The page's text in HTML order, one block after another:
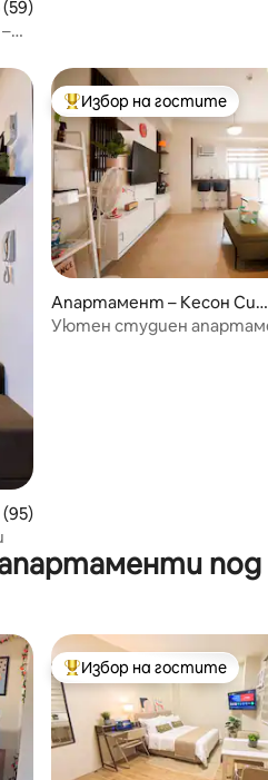
оценка: 4,95 от 5, 59 отзива
оценка: 4,89 от 5, 95 отзива
Най-популярен избор на
Избор на гостите
Апартамент – Кесон Сит
и
Уютен студиен
под
Най-популярен избор на
Избор на гостите